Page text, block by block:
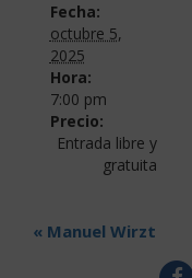
Fecha:
octubre 5,
2025
Hora:
7:00 pm
Precio:
Entrada libre y
gratuita
« Manuel Wirzt